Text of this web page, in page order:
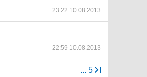
23:22 10.08.2013
22:59 10.08.2013
... 5